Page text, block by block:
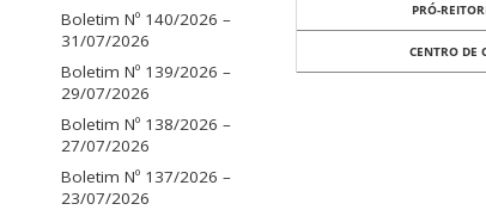
Boletim Nº 140/2026 –
31/07/2026
Boletim Nº 139/2026 –
29/07/2026
Boletim Nº 138/2026 –
27/07/2026
Boletim Nº 137/2026 –
23/07/2026
PRÓ-
CENTRO DE